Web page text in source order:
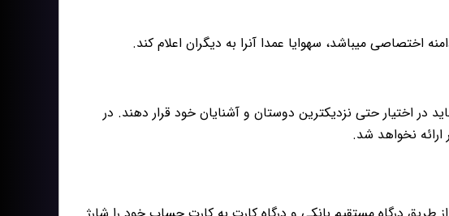
اختصاصی میباشد، سهوایا عمدا آنرا به دیگران اعلام کند.
در اختیار حتی نزدیکترین دوستان و آشنایان خود قرار دهند. در
ارائه نخواهد شد.